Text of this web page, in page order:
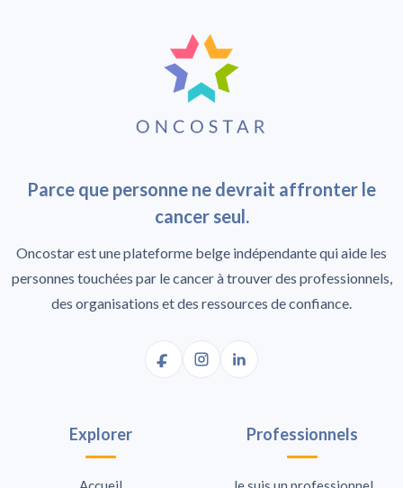
Parce que personne ne devrait affronter le
cancer seul.
Oncostar est une plateforme belge indépendante qui aide les
personnes touchées par le cancer à trouver des professionnels,
des organisations et des ressources de confiance.
Explorer Professionnels